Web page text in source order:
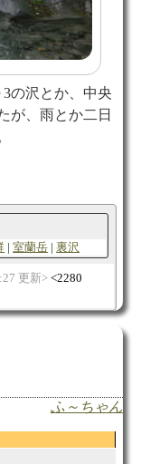
3の沢とか、中央
が、雨とか二日
室蘭岳 裏沢
更新
2280
ふ～ちゃん